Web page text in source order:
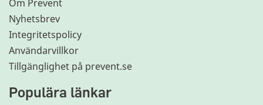
Om Prevent
Nyhetsbrev
Integritetspolicy
Användarvillkor
Tillgänglighet på prevent.se
Populära länkar